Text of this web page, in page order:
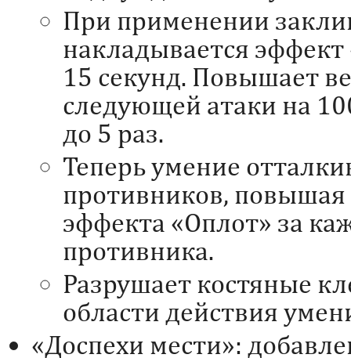
При применении
накладывается
15 секунд. Повышает
следующей атаки на
до 5 раз.
Теперь умение
противников, повышая
эффекта «Оплот» за
противника.
Разрушает костяные
области действия
«Доспехи мести»: